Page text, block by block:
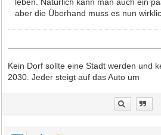
aber die Überhand muss es nun
Kein Dorf sollte eine Stadt werden und
2030. Jeder steigt auf das Auto um